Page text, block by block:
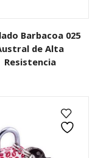
Barbacoa 025
de Alta
Resistencia